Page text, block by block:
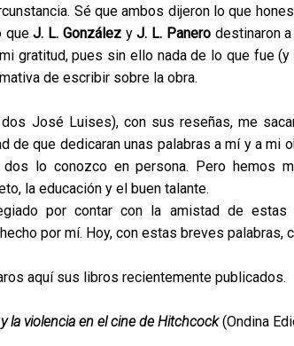
Sé que ambos dijeron lo que
queJ. L. GonzálezyJ. L. Panero destinaron
gratitud, pues sin ello nada de lo que fue
de escribir sobre la obra.
José Luises), con sus reseñas, me
de que dedicaran unas palabras a mí y a mi
lo conozco en persona. Pero hemos
la educación y el buen talante.
por contar con la amistad de
por mí. Hoy, con estas breves
aquí sus libros recientemente publicados.
la violencia en el cine de Hitchcock(Ondina